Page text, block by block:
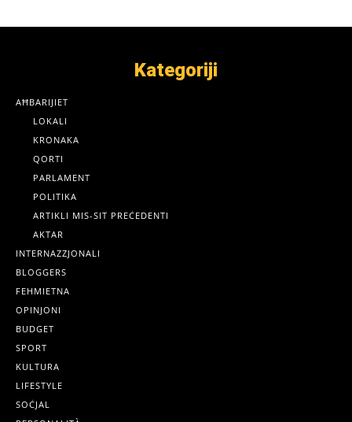
Kategoriji
AĦBARIJIET
LOKALI
KRONAKA
QORTI
PARLAMENT
POLITIKA
ARTIKLI MIS-SIT PREĊEDENTI
AKTAR
INTERNAZZJONALI
BLOGGERS
FEHMIETNA
OPINJONI
BUDGET
SPORT
KULTURA
LIFESTYLE
SOĊJAL